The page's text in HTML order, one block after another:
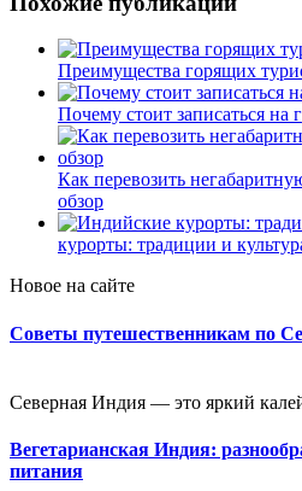
Преимущества горящих
Почему стоит записаться
Как перевозить
обзор
курорты: традиции и
Новое на сайте
Советы путешественникам по
Северная Индия — это яркий
Вегетарианская Индия:
питания